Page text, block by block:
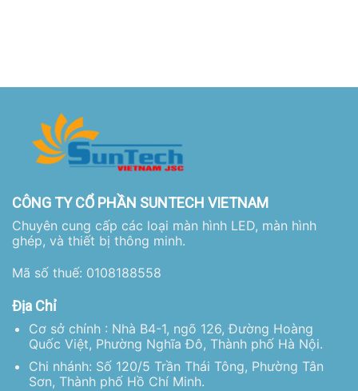
CÔNG TY CỔ PHẦN SUNTECH VIETNAM
Chuyên cung cấp các loại màn hình LED, màn hình
ghép, và thiết bị thông minh.
Mã số thuế: 0108188558
Địa Chỉ
Cơ sở chính : Nhà B4-1, ngõ 126, Đường Hoàng
Quốc Việt, Phường Nghĩa Đô, Thành phố Hà Nội.
Chi nhánh: Số 120/5 Trần Thái Tông, Phường Tân
Sơn, Thành phố Hồ Chí Minh.